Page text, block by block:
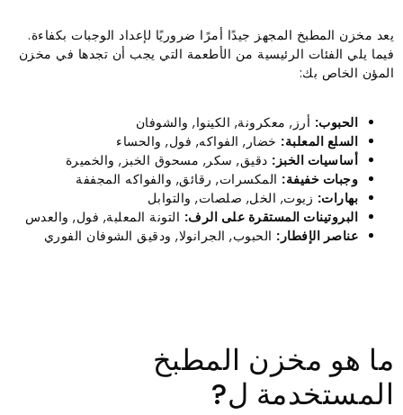
يعد مخزن المطبخ المجهز جيدًا أمرًا ضروريًا لإعداد الوجبات بكفاءة.
فيما يلي الفئات الرئيسية من الأطعمة التي يجب أن تجدها في مخزن
المؤن الخاص بك:
الحبوب: أرز, معكرونة, الكينوا, والشوفان
السلع المعلبة: خضار, الفواكه, فول, والحساء
أساسيات الخبز: دقيق, سكر, مسحوق الخبز, والخميرة
وجبات خفيفة: المكسرات, رقائق, والفواكه المجففة
بهارات: زيوت, الخل, صلصات, والتوابل
البروتينات المستقرة على الرف: التونة المعلبة, فول, والعدس
عناصر الإفطار: الحبوب, الجرانولا, ودقيق الشوفان الفوري
ما هو مخزن المطبخ
المستخدمة ل?